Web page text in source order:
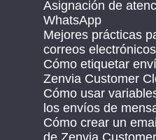
Asignación de
WhatsApp
Mejores prácticas
correos electrónicos
Cómo etiquetar
Zenvia Customer
Cómo usar
los envíos de
Cómo crear un
de Zenvia